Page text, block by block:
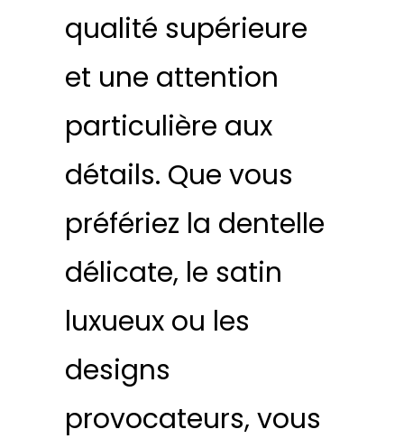
qualité supérieure
et une attention
particulière aux
détails. Que vous
préfériez la dentelle
délicate, le satin
luxueux ou les
designs
provocateurs, vous